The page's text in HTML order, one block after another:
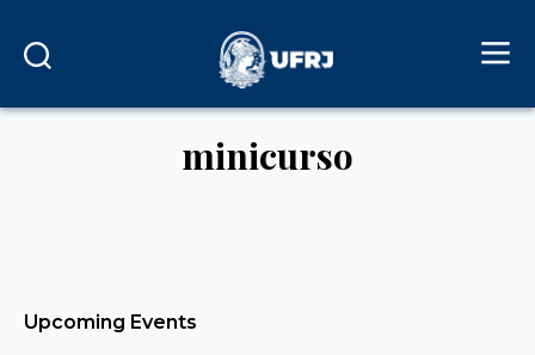
minicurso
Upcoming Events